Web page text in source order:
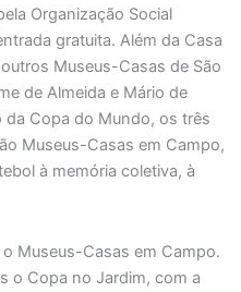
Organização Social
gratuita. Além da Casa
Museus-Casas de São
de Almeida e Mário de
da Copa do Mundo, os três
Museus-Casas em Campo,
à memória coletiva, à
Museus-Casas em Campo.
o Copa no Jardim, com a